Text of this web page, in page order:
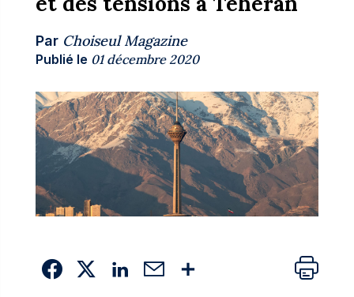
Par Choiseul Magazine
Publié le 01 décembre 2020